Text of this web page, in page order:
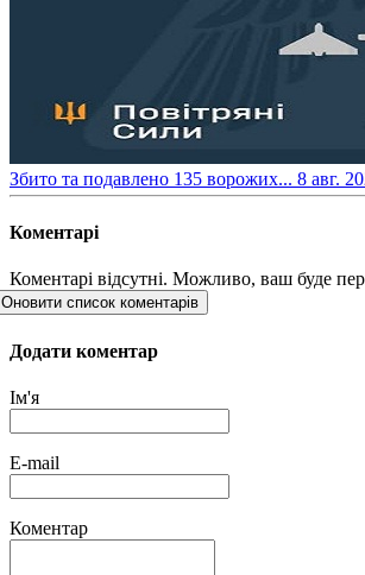
​Збито та подавлено 135 ворожих... 8 авг.
Коментарі
Коментарі відсутні. Можливо, ваш буде
Оновити список коментарів
Додати коментар
Ім'я
E-mail
Коментар